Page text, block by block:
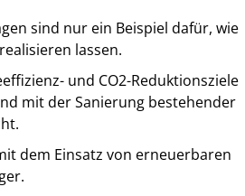
sind nur ein Beispiel dafür, wie
lassen.
und CO2-Reduktionsziele
mit der Sanierung bestehender
dem Einsatz von erneuerbaren